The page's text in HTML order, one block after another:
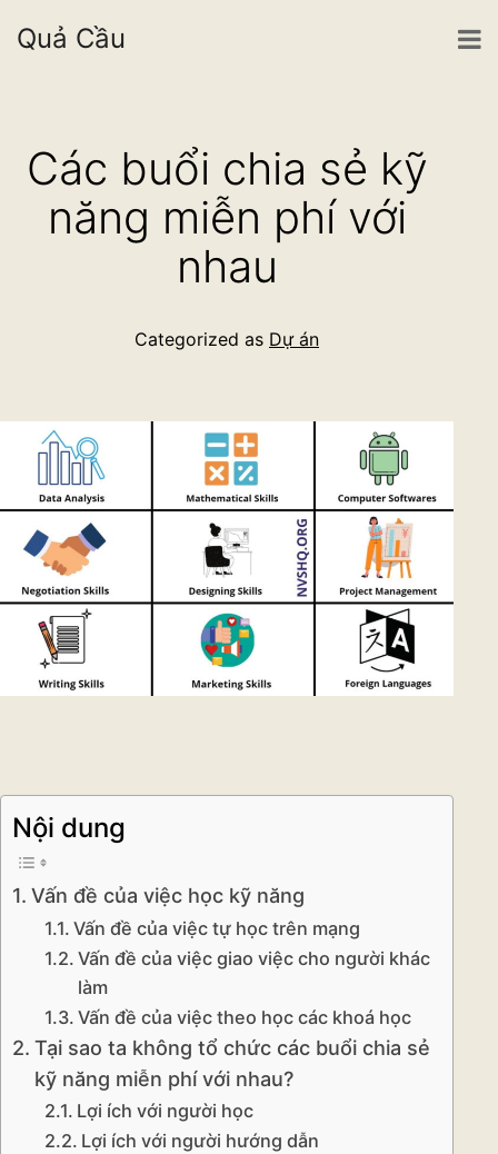
Quả Cầu
content
Các buổi chia sẻ kỹ
năng miễn phí với
nhau
Categorized as Dự án
Nội dung
Vấn đề của việc học kỹ năng
Vấn đề của việc tự học trên mạng
Vấn đề của việc giao việc cho người khác
làm
Vấn đề của việc theo học các khoá học
Tại sao ta không tổ chức các buổi chia sẻ
kỹ năng miễn phí với nhau?
Lợi ích với người học
Lợi ích với người hướng dẫn